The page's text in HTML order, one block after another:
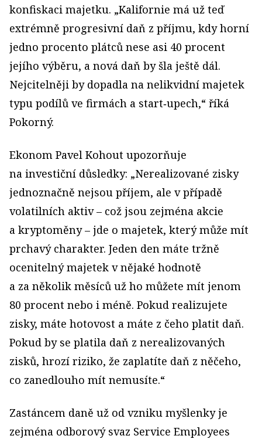
konfiskaci majetku. „Kalifornie má už teď
extrémně progresivní daň z příjmu, kdy horní
jedno procento plátců nese asi 40 procent
jejího výběru, a nová daň by šla ještě dál.
Nejcitelněji by dopadla na nelikvidní majetek
typu podílů ve firmách a start‑upech,“ říká
Pokorný.
Ekonom Pavel Kohout upozorňuje
na investiční důsledky: „Nerealizované zisky
jednoznačně nejsou příjem, ale v případě
volatilních aktiv – což jsou zejména akcie
a kryptoměny – jde o majetek, který může mít
prchavý charakter. Jeden den máte tržně
ocenitelný majetek v nějaké hodnotě
a za několik měsíců už ho můžete mít jenom
80 procent nebo i méně. Pokud realizujete
zisky, máte hotovost a máte z čeho platit daň.
Pokud by se platila daň z nerealizovaných
zisků, hrozí riziko, že zaplatíte daň z něčeho,
co zanedlouho mít nemusíte.“
Zastáncem daně už od vzniku myšlenky je
zejména odborový svaz Service Employees